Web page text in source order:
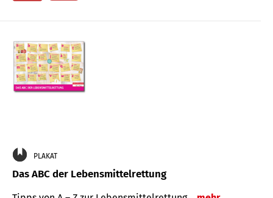
PLAKAT
Das ABC der Lebensmittelrettung